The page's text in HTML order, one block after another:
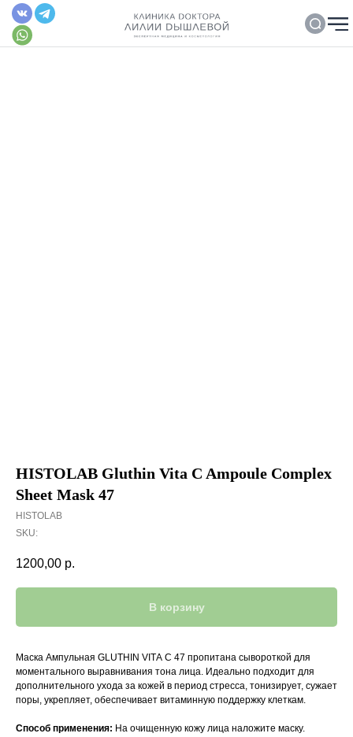
HISTOLAB Gluthin Vita C Ampoule Complex
Sheet Mask 47
HISTOLAB
SKU:
1200,00 р.
В корзину
Маска Ампульная GLUTНIN VIТА С 47 пропитана сывороткой для
моментального выравнивания тона лица. Идеально подходит для
дополнительного ухода за кожей в период стресса, тонизирует, сужает
поры, укрепляет, обеспечивает витаминную поддержку клеткам.
Способ применения: На очищенную кожу лица наложите маску.